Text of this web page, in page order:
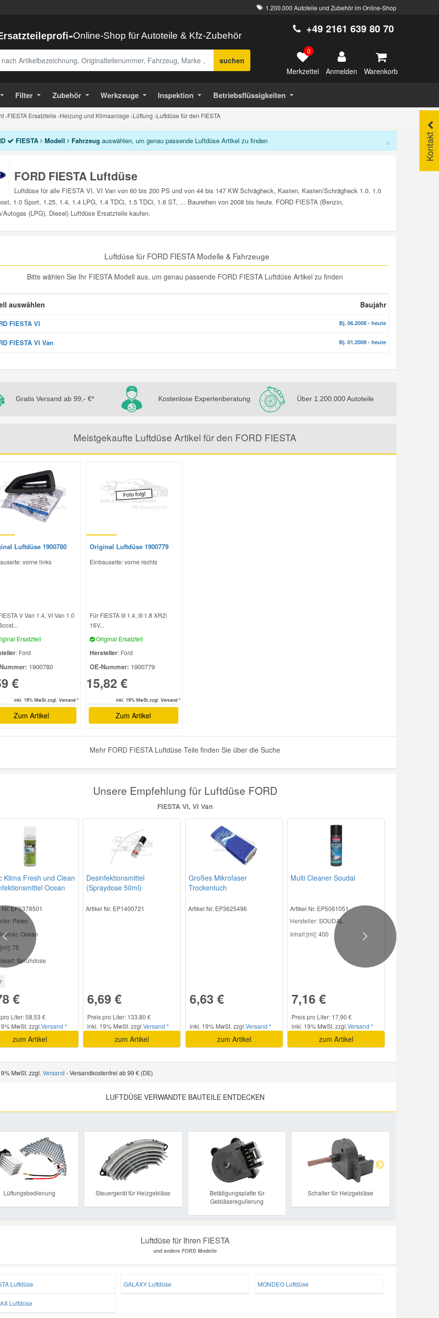
1.200.000 Autoteile und Zubehör im Online-Shop
-Online-Shop für Autoteile & Kfz-Zubehör
suchen
+49 2161 639 80 70
0
Merkzettel Anmelden Warenkorb
Filter Zubehör Werkzeuge Inspektion Betriebsflüssigkeiten
›FIESTA Ersatzteile ›Heizung und Klimaanlage ›Lüftung ›Luftdüse für den FIESTA
Kontakt
×
FIESTA Modell Fahrzeug auswählen, um genau passende Luftdüse Artikel zu finden
FORD FIESTA Luftdüse
Luftdüse für alle FIESTA VI, VI Van von 60 bis 200 PS und von 44 bis 147 KW Schrägheck, Kasten, Kasten/Schrägheck 1.0, 1.0
1.0 Sport, 1.25, 1.4, 1.4 LPG, 1.4 TDCi, 1.5 TDCi, 1.6 ST, ... Baureihen von 2008 bis heute. FORD FIESTA (Benzin,
Autogas (LPG), Diesel) Luftdüse Ersatzteile kaufen.
Luftdüse für FORD FIESTA Modelle & Fahrzeuge
Bitte wählen Sie Ihr FIESTA Modell aus, um genau passende FORD FIESTA Luftdüse Artikel zu finden
auswählen Baujahr
FIESTA VI Bj. 06.2008 - heute
FIESTA VI Van Bj. 01.2009 - heute
Gratis Versand ab 99,- €* Kostenlose Expertenberatung Über 1.200.000 Autoteile
Meistgekaufte Luftdüse Artikel für den FORD FIESTA
Luftdüse 1900780
vorne links
V Van 1.4, VI Van 1.0
Ersatzteil
: Ford
1900780
€
inkl. 19% MwSt.zzgl. Versand *
Zum Artikel
Original Luftdüse 1900779
Einbauseite: vorne rechts
Für FIESTA III 1.4, III 1.8 XR2i
16V...
Original Ersatzteil
Hersteller: Ford
OE-Nummer: 1900779
15,82 €
inkl. 19% MwSt.zzgl. Versand *
Zum Artikel
Mehr FORD FIESTA Luftdüse Teile finden Sie über die Suche
Unsere Empfehlung für Luftdüse FORD
FIESTA VI, VI Van
Klima Fresh und Clean
Ocean
Nr. EP6378501
: Petec
Ocean
75
Sprühdose
€
Liter: 58,53 €
MwSt. zzgl.Versand *
zum Artikel
Desinfektionsmittel
(Spraydose 50ml)
Artikel Nr. EP1400721
6,69 €
Preis pro Liter: 133,80 €
inkl. 19% MwSt. zzgl.Versand *
zum Artikel
Großes Mikrofaser
Trockentuch
Artikel Nr. EP3625496
6,63 €
inkl. 19% MwSt. zzgl.Versand *
zum Artikel
Multi Cleaner Soudal
Artikel Nr. EP5061051
Hersteller:SOUDAL
Inhalt [ml]:400
7,16 €
Preis pro Liter: 17,90 €
inkl. 19% MwSt. zzgl.Versand *
zum Artikel
Previous Next
MwSt. zzgl. Versand - Versandkostenfrei ab 99 € (DE)
LUFTDÜSE VERWANDTE BAUTEILE ENTDECKEN
Lüftungsbedienung Steuergerät für Heizgebläse
Betätigungsplatte für
Gebläseregulierung
Schalter für Heizgebläse
Previous
Luftdüse für Ihren FIESTA
und andere FORD Modelle
Luftdüse GALAXY Luftdüse MONDEO Luftdüse
Luftdüse